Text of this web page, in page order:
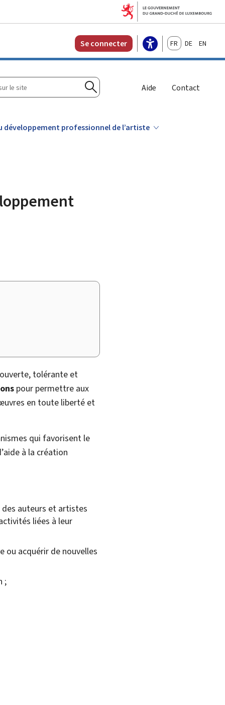
Se connecter FrançaisDeutschEnglish
Rechercher
Aide Contact
développement professionnel de l’artiste
tolérante et
pour permettre aux
en toute liberté et
qui favorisent le
à la création
auteurs et artistes
liées à leur
ou acquérir de nouvelles
;